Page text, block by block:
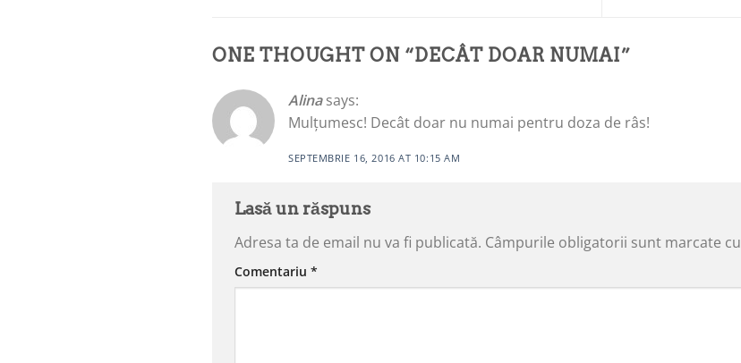
ONE THOUGHT ON “DECÂT DOAR NUMAI”
Alina says:
Mulțumesc! Decât doar nu numai pentru doza de râs!
SEPTEMBRIE 16, 2016 AT 10:15 AM
Lasă un răspuns
Adresa ta de email nu va fi publicată. Câmpurile obligatorii sunt marcate cu
Comentariu *